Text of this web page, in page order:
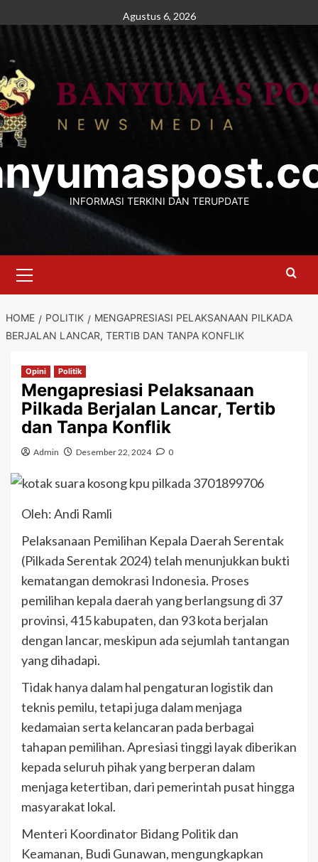
to
Agustus 6, 2026
INFORMASI TERKINI DAN TERUPDATE
Menu
HOME POLITIK
MENGAPRESIASI PELAKSANAAN PILKADA
BERJALAN LANCAR, TERTIB DAN TANPA KONFLIK
Opini Politik
Mengapresiasi Pelaksanaan
Pilkada Berjalan Lancar, Tertib
dan Tanpa Konflik
Admin Desember 22, 2024 0
Oleh: Andi Ramli
Pelaksanaan Pemilihan Kepala Daerah Serentak
(Pilkada Serentak 2024) telah menunjukkan bukti
kematangan demokrasi Indonesia. Proses
pemilihan kepala daerah yang berlangsung di 37
provinsi, 415 kabupaten, dan 93 kota berjalan
dengan lancar, meskipun ada sejumlah tantangan
yang dihadapi.
Tidak hanya dalam hal pengaturan logistik dan
teknis pemilu, tetapi juga dalam menjaga
kedamaian serta kelancaran pada berbagai
tahapan pemilihan. Apresiasi tinggi layak diberikan
kepada seluruh pihak yang berperan dalam
menjaga ketertiban, dari pemerintah pusat hingga
masyarakat lokal.
Menteri Koordinator Bidang Politik dan
Keamanan, Budi Gunawan, mengungkapkan